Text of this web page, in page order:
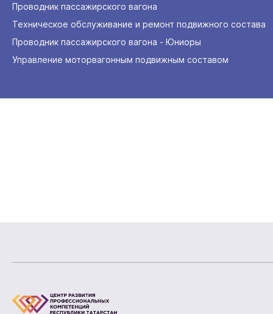
Проводник пассажирского вагона
Техническое обслуживание и ремонт подвижного состава
Проводник пассажирского вагона - Юниоры
Управление моторвагонным подвижным составом